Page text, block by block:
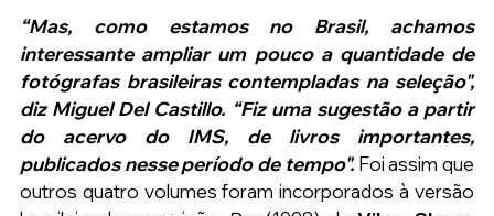
“Mas, como estamos no Brasil, achamos
interessante ampliar um pouco a quantidade de
fotógrafas brasileiras contempladas na seleção",
diz Miguel Del Castillo. “Fiz uma sugestão a partir
do acervo do IMS, de livros importantes,
publicados nesse período de tempo". Foi assim que
outros quatro volumes foram incorporados à versão